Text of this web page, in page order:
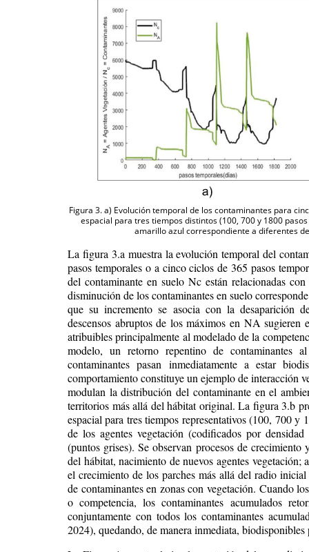
Figura 3. a) Evolución temporal de los contaminantes para
espacial para tres tiempos distintos (100, 700 y 1800
amarillo azul correspondiente a diferentes
La figura 3.a muestra la evolución temporal del
pasos temporales o a cinco ciclos de 365 pasos
del contaminante en suelo Nc están relacionadas
disminución de los contaminantes en suelo
que su incremento se asocia con la desaparición
descensos abruptos de los máximos en NA sugieren
atribuibles principalmente al modelado de la
modelo, un retorno repentino de
contaminantes pasan inmediatamente a estar
comportamiento constituye un ejemplo de interacción
modulan la distribución del contaminante en el
territorios más allá del hábitat original. La figura 3.b
espacial para tres tiempos representativos (100, 700 y
de los agentes vegetación (codificados por
(puntos grises). Se observan procesos de
del hábitat, nacimiento de nuevos agentes
el crecimiento de los parches más allá del radio
de contaminantes en zonas con vegetación. Cuando
o competencia, los contaminantes acumulados
conjuntamente con todos los contaminantes
2024), quedando, de manera inmediata, biodisponibles